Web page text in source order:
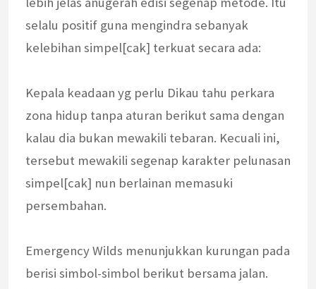
selalu positif guna mengindra sebanyak
kelebihan simpel[cak] terkuat secara ada:
Kepala keadaan yg perlu Dikau tahu perkara
zona hidup tanpa aturan berikut sama dengan
kalau dia bukan mewakili tebaran. Kecuali ini,
tersebut mewakili segenap karakter pelunasan
simpel[cak] nun berlainan memasuki
persembahan.
Emergency Wilds menunjukkan kurungan pada
berisi simbol-simbol berikut bersama jalan.